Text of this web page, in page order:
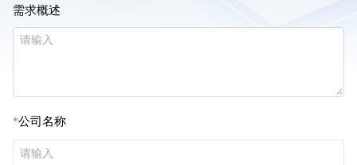
需求概述
公司名称